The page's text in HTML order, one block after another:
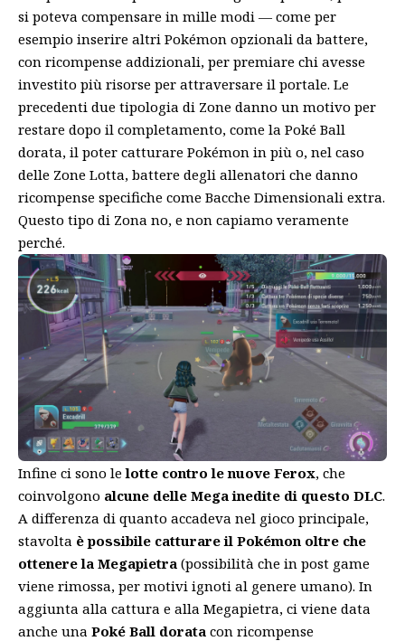
si poteva compensare in mille modi — come per
esempio inserire altri Pokémon opzionali da battere,
con ricompense addizionali, per premiare chi avesse
investito più risorse per attraversare il portale. Le
precedenti due tipologia di Zone danno un motivo per
restare dopo il completamento, come la Poké Ball
dorata, il poter catturare Pokémon in più o, nel caso
delle Zone Lotta, battere degli allenatori che danno
ricompense specifiche come Bacche Dimensionali extra.
Questo tipo di Zona no, e non capiamo veramente
perché.
Infine ci sono lelotte contro le nuove Ferox, che
coinvolgono alcune delle Mega inedite di questo DLC.
A differenza di quanto accadeva nel gioco principale,
stavolta è possibile catturare il Pokémon oltre che
ottenere la Megapietra (possibilità che in post game
viene rimossa, per motivi ignoti al genere umano). In
aggiunta alla cattura e alla Megapietra, ci viene data
anche una Poké Ball dorata con ricompense